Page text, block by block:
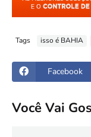
Tags isso é BAHIA
Facebook
Você Vai